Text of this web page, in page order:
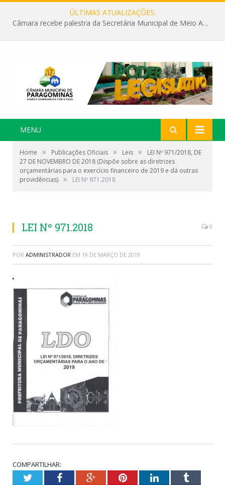
ÚLTIMAS ATUALIZAÇÕES:
Câmara recebe palestra da Secretária Municipal de Meio Ambiente sobre as ações da “SEMANA DO MEIO AMBIENTE”
MENU
Home » Publicações Oficiais » Leis »
LEI Nº 971/2018, DE
27 DE NOVEMBRO DE 2018 (Dispõe sobre as diretrizes
orçamentárias para o exercício financeiro de 2019 e dá outras
providências) » LEI Nº 971.2018
LEI Nº 971.2018 0
POR ADMINISTRADOR EM 19 DE MARÇO DE 2019
COMPARTILHAR:
TwitterFacebookGoogle+PinterestLinkedInTumblr